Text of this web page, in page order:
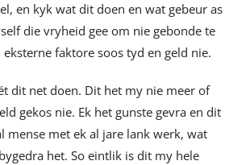
en kyk wat dit doen en wat gebeur as
die vryheid gee om nie gebonde te
eksterne faktore soos tyd en geld nie.
dit net doen. Dit het my nie meer of
gekos nie. Ek het gunste gevra en dit
mense met ek al jare lank werk, wat
het. So eintlik is dit my hele